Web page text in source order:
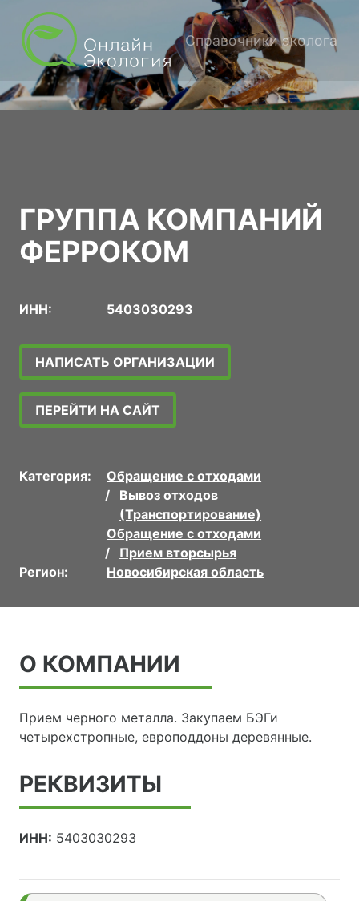
Справочники эколога
ГРУППА КОМПАНИЙ
ФЕРРОКОМ
ИНН: 5403030293
НАПИСАТЬ ОРГАНИЗАЦИИ
ПЕРЕЙТИ НА САЙТ
Категория:
Обращение с отходами
Вывоз отходов
(Транспортирование)
Обращение с отходами
Прием вторсырья
Регион:
Новосибирская область
О КОМПАНИИ
Прием черного металла. Закупаем БЭГи
четырехстропные, европоддоны деревянные.
РЕКВИЗИТЫ
ИНН: 5403030293